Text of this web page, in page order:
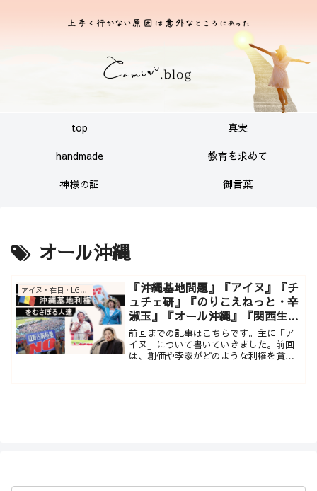
top
真実
handmade
教育を求めて
神様の証
御言葉
オール沖縄
アイヌ・在日・LGBT・沖縄基地関連
『沖縄基地問題』『アイヌ』『チ
ュチェ研』『のりこえねっと・辛
淑玉』『オール沖縄』『関西生コ
ン』全て創価・中国・李家に繋が
る。
前回までの記事はこちらです。主に「ア
イヌ」について書いていきました。前回
は、創価や李家がどのような利権を貪っ